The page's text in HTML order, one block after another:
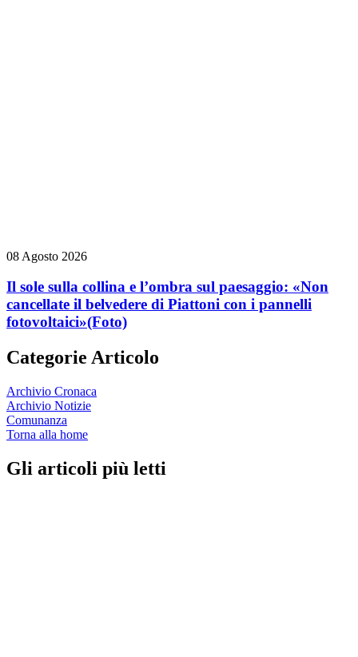
08 Agosto 2026
Il sole sulla collina e l’ombra sul paesaggio: «Non
cancellate il belvedere di Piattoni con i pannelli
fotovoltaici»(Foto)
Categorie Articolo
Archivio Cronaca
Archivio Notizie
Comunanza
Torna alla home
Gli articoli più letti